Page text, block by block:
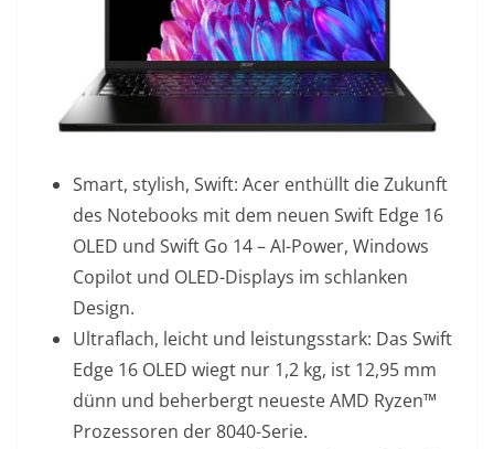
Smart, stylish, Swift: Acer enthüllt die Zukunft
des Notebooks mit dem neuen Swift Edge 16
OLED und Swift Go 14 – AI-Power, Windows
Copilot und OLED-Displays im schlanken
Design.
Ultraflach, leicht und leistungsstark: Das Swift
Edge 16 OLED wiegt nur 1,2 kg, ist 12,95 mm
dünn und beherbergt neueste AMD Ryzen™
Prozessoren der 8040-Serie.